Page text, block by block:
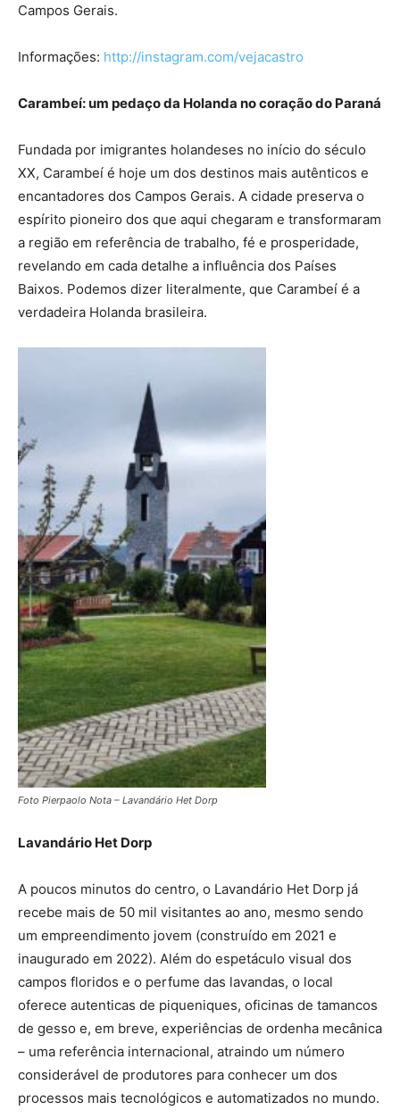
Campos Gerais.
Informações: http://instagram.com/vejacastro
Carambeí: um pedaço da Holanda no coração do Paraná
Fundada por imigrantes holandeses no início do século
XX, Carambeí é hoje um dos destinos mais autênticos e
encantadores dos Campos Gerais. A cidade preserva o
espírito pioneiro dos que aqui chegaram e transformaram
a região em referência de trabalho, fé e prosperidade,
revelando em cada detalhe a influência dos Países
Baixos. Podemos dizer literalmente, que Carambeí é a
verdadeira Holanda brasileira.
Foto Pierpaolo Nota – Lavandário Het Dorp
Lavandário Het Dorp
A poucos minutos do centro, o Lavandário Het Dorp já
recebe mais de 50 mil visitantes ao ano, mesmo sendo
um empreendimento jovem (construído em 2021 e
inaugurado em 2022). Além do espetáculo visual dos
campos floridos e o perfume das lavandas, o local
oferece autenticas de piqueniques, oficinas de tamancos
de gesso e, em breve, experiências de ordenha mecânica
– uma referência internacional, atraindo um número
considerável de produtores para conhecer um dos
processos mais tecnológicos e automatizados no mundo.